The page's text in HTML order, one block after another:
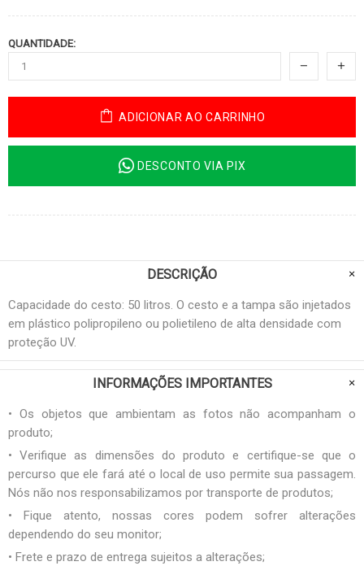
QUANTIDADE:
ADICIONAR AO CARRINHO
DESCONTO VIA PIX
DESCRIÇÃO
Capacidade do cesto: 50 litros. O cesto e a tampa são injetados
em plástico polipropileno ou polietileno de alta densidade com
proteção UV.
INFORMAÇÕES IMPORTANTES
• Os objetos que ambientam as fotos não acompanham o
produto;
• Verifique as dimensões do produto e certifique-se que o
percurso que ele fará até o local de uso permite sua passagem.
Nós não nos responsabilizamos por transporte de produtos;
• Fique atento, nossas cores podem sofrer alterações
dependendo do seu monitor;
• Frete e prazo de entrega sujeitos a alterações;